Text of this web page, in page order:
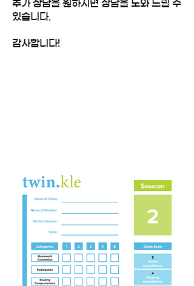
추가 상담을 원하시면 상담을 도와 드릴 수
있습니다.
감사합니다!